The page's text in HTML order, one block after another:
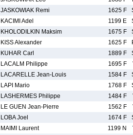
JASKOWIAK Remi 1625 F
KACIMI Adel 1199 E
KHOLODILKIN Maksim 1675 F
KISS Alexander 1625 F
KUHAR Carl 1889 F
LACALM Philippe 1695 F
LACARELLE Jean-Louis 1584 F
LAPI Mario 1768 F
LASHERMES Philippe 1484 F
LE GUEN Jean-Pierre 1562 F
LOBA Joel 1674 F
MAIMI Laurent 1199 N